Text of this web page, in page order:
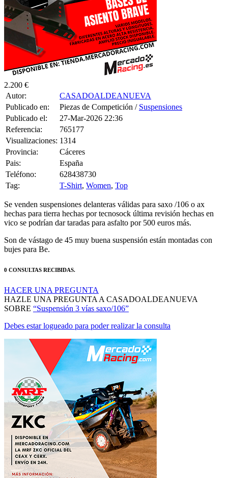
2.200 €
Autor:
Publicado en:
Piezas de Competición /Suspensiones
Publicado el:
27-Mar-2026 22:36
Referencia:
765177
Visualizaciones:
1314
Provincia:
Cáceres
Pais:
España
Teléfono:
628438730
Tag:
T-Shirt,Women
Se venden suspensiones delanteras válidas para saxo /106 o ax
hechas para tierra hechas por tecnosock última revisión hechas en
vico se podrían dar taradas para asfalto por 500 euros más.
Son de vástago de 45 muy buena suspensión están montadas con
bujes para Be.
HAZLE UNA PREGUNTA A CASADOALDEANUEVA
SOBRE“Suspensión 3 vías saxo/106”
Debes estar logueado para poder realizar la consulta